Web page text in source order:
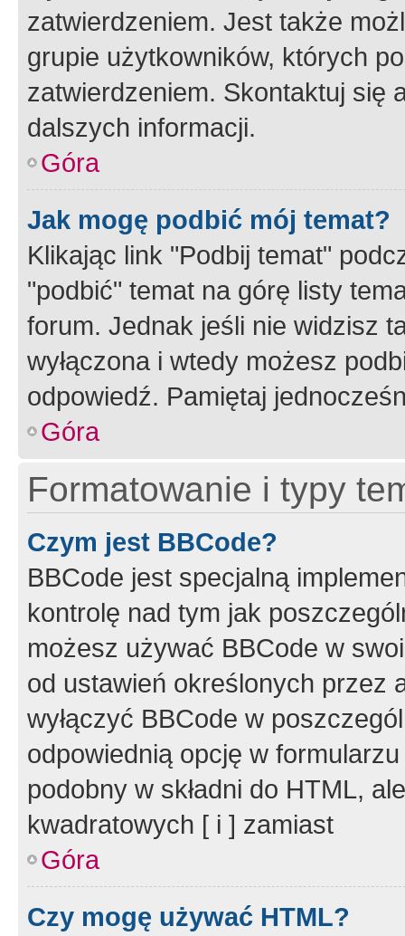
zatwierdzeniem. Jest także
grupie użytkowników, których
zatwierdzeniem. Skontaktuj się
dalszych informacji.
Góra
Jak mogę podbić mój temat?
Klikając link "Podbij temat"
"podbić" temat na górę listy
forum. Jednak jeśli nie widzisz
wyłączona i wtedy możesz
odpowiedź. Pamiętaj
Góra
Formatowanie i typy
Czym jest BBCode?
BBCode jest specjalną
kontrolę nad tym jak
możesz używać BBCode w
od ustawień określonych przez
wyłączyć BBCode w
odpowiednią opcję w
podobny w składni do HTML,
kwadratowych [ i ] zamiast
Góra
Czy mogę używać HTML?